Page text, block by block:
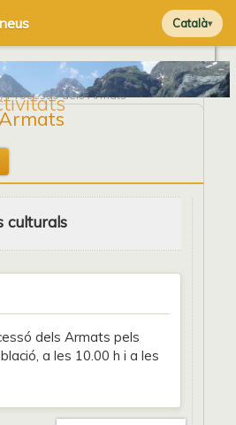
Català
Processó dels Armats
culturals
dels Armats pels
a les 10.00 h i a les